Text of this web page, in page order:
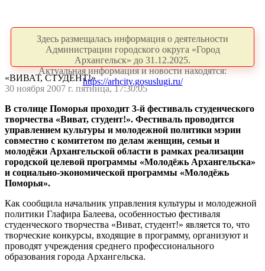
Здесь размещалась информация о деятельности
Администрации городского округа «Город
Архангельск» до 31.12.2025.
Актуальная информация и новости находятся:
https://arhcity.gosuslugi.ru/
«ВИВАТ, СТУДЕНТ!»
30 ноября 2007 г. пятница, 17:30:05
В столице Поморья проходит 3-й фестиваль студенческого
творчества «Виват, студент!». Фестиваль проводится
управлением культуры и молодежной политики мэрии
совместно с комитетом по делам женщин, семьи и
молодёжи Архангельской области в рамках реализации
городской целевой программы «Молодёжь Архангельска»
и социально-экономической программы «Молодёжь
Поморья».
Как сообщила начальник управления культуры и молодежной
политики Глафира Балеева, особенностью фестиваля
студенческого творчества «Виват, студент!» является то, что
творческие конкурсы, входящие в программу, организуют и
проводят учреждения среднего профессионального
образования города Архангельска.